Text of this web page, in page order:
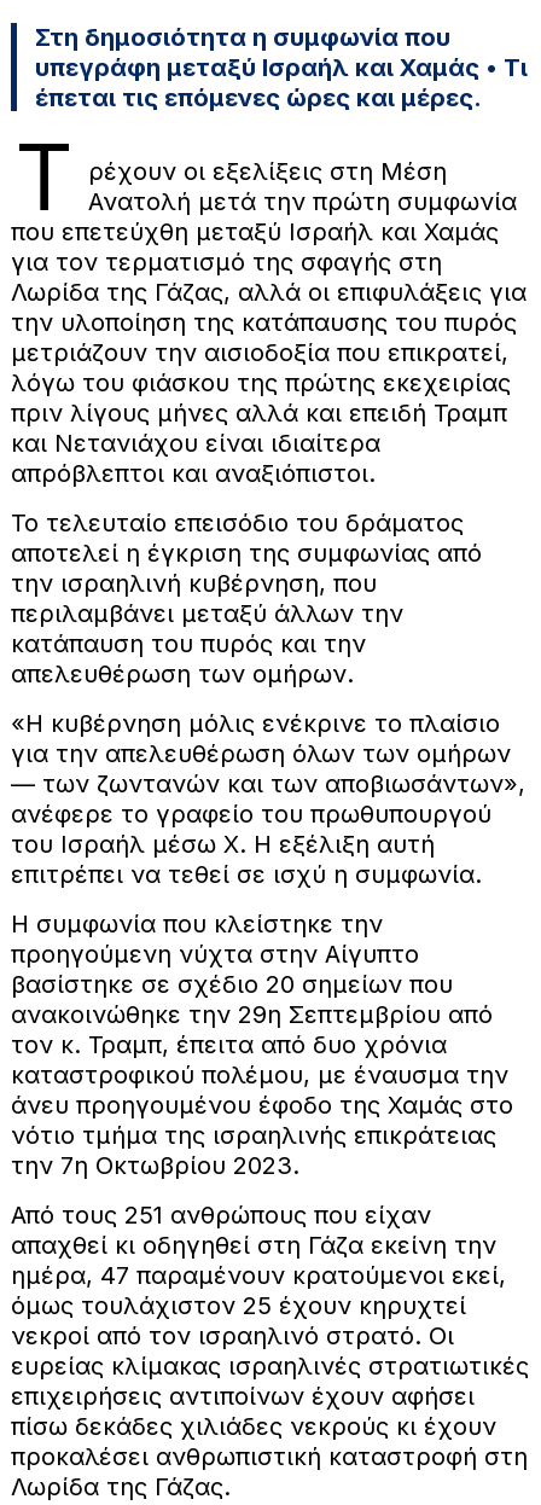
Στη δημοσιότητα η συμφωνία που
υπεγράφη μεταξύ Ισραήλ και Χαμάς • Τι
έπεται τις επόμενες ώρες και μέρες.
Τ
ρέχουν οι εξελίξεις στη Μέση
Ανατολή μετά την πρώτη συμφωνία
που επετεύχθη μεταξύ Ισραήλ και Χαμάς
για τον τερματισμό της σφαγής στη
Λωρίδα της Γάζας, αλλά οι επιφυλάξεις για
την υλοποίηση της κατάπαυσης του πυρός
μετριάζουν την αισιοδοξία που επικρατεί,
λόγω του φιάσκου της πρώτης εκεχειρίας
πριν λίγους μήνες αλλά και επειδή Τραμπ
και Νετανιάχου είναι ιδιαίτερα
απρόβλεπτοι και αναξιόπιστοι.
Το τελευταίο επεισόδιο του δράματος
αποτελεί η έγκριση της συμφωνίας από
την ισραηλινή κυβέρνηση, που
περιλαμβάνει μεταξύ άλλων την
κατάπαυση του πυρός και την
απελευθέρωση των ομήρων.
«Η κυβέρνηση μόλις ενέκρινε το πλαίσιο
για την απελευθέρωση όλων των ομήρων
— των ζωντανών και των αποβιωσάντων»,
ανέφερε το γραφείο του πρωθυπουργού
του Ισραήλ μέσω X. Η εξέλιξη αυτή
επιτρέπει να τεθεί σε ισχύ η συμφωνία.
Η συμφωνία που κλείστηκε την
προηγούμενη νύχτα στην Αίγυπτο
βασίστηκε σε σχέδιο 20 σημείων που
ανακοινώθηκε την 29η Σεπτεμβρίου από
τον κ. Τραμπ, έπειτα από δυο χρόνια
καταστροφικού πολέμου, με έναυσμα την
άνευ προηγουμένου έφοδο της Χαμάς στο
νότιο τμήμα της ισραηλινής επικράτειας
την 7η Οκτωβρίου 2023.
Από τους 251 ανθρώπους που είχαν
απαχθεί κι οδηγηθεί στη Γάζα εκείνη την
ημέρα, 47 παραμένουν κρατούμενοι εκεί,
όμως τουλάχιστον 25 έχουν κηρυχτεί
νεκροί από τον ισραηλινό στρατό. Οι
ευρείας κλίμακας ισραηλινές στρατιωτικές
επιχειρήσεις αντιποίνων έχουν αφήσει
πίσω δεκάδες χιλιάδες νεκρούς κι έχουν
προκαλέσει ανθρωπιστική καταστροφή στη
Λωρίδα της Γάζας.